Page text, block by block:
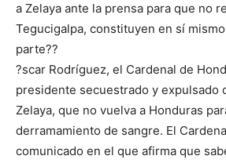
a Zelaya ante la prensa para que no
Tegucigalpa, cons­tituyen en sí
parte??
?scar Rodríguez, el Cardenal de
presidente secuestrado y expulsado
Zelaya, que no vuelva a Honduras
derramamiento de sangre. El
comunicado en el que afirma que